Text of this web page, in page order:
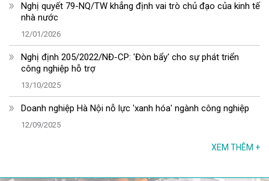
Nghị quyết 79-NQ/TW khẳng định vai trò chủ đạo của kinh tế
nhà nước
12/01/2026
Nghị định 205/2022/NĐ-CP: 'Đòn bẩy' cho sự phát triển
công nghiệp hỗ trợ
13/10/2025
Doanh nghiệp Hà Nội nỗ lực 'xanh hóa' ngành công nghiệp
12/09/2025
XEM THÊM +